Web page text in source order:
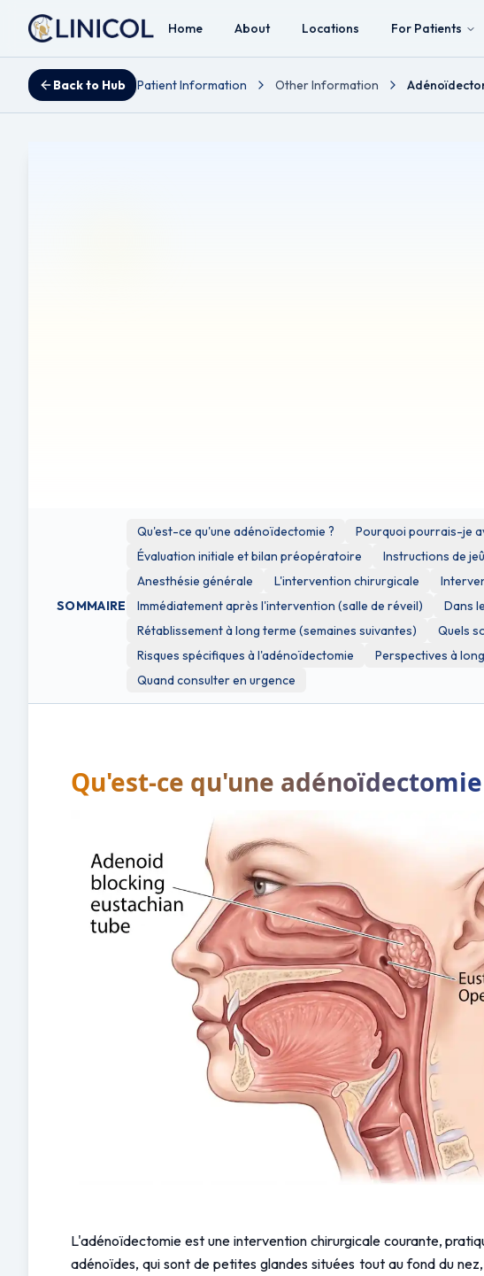
Home About Locations For Patients
Back to Hub Patient Information Other Information
SOMMAIRE
Qu'est-ce qu'une adénoïdectomie ? Pourquoi pourrais-je
Évaluation initiale et bilan préopératoire
Instructions de
Anesthésie générale
L'intervention chirurgicale
Immédiatement après l'intervention (salle de réveil)
Dans
Rétablissement à long terme (semaines suivantes)
Quels
Risques spécifiques à l'adénoïdectomie
Perspectives à
Quand consulter en urgence
Qu'est-ce qu'une adénoïdectomie
L'adénoïdectomie est une intervention chirurgicale courante,
adénoïdes, qui sont de petites glandes situées tout au fond du